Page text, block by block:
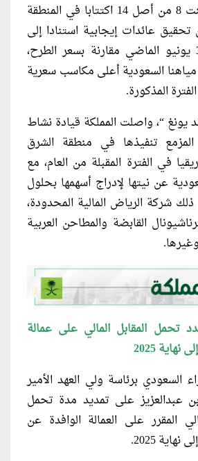
ووفقا للتقرير، تمكنت 8 من أصل 14 اكتتابا في المنطقة
تحقيق عائدات إيجابية استنادا إلى
سعر السهم في 30 يونيو الماضي مقارنة بسعر الطرح،
السعودية أعلى مكاسب سعرية
“، واصلت المملكة قيادة نشاط
تنفيذها في منطقة الشرق
في الفترة المقبلة من العام، مع
سعودية عن نيتها لإدراج أسهمها بحلول
ذلك شركة الرياض المالية المحدودة،
القابضة والمطاحن العربية
تحمل المقابل المالي على عمالة
2025
السعودي برئاسة ولي العهد الأمير
عبدالعزيز على تمديد مدة تحمل
المقرر على العمالة الوافدة عن
2025.